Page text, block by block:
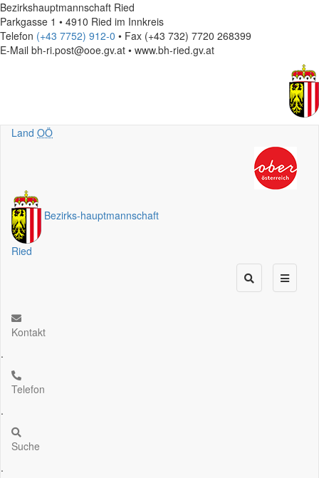
Bezirkshauptmannschaft Ried
Parkgasse 1 • 4910 Ried im Innkreis
Telefon (+43 7752) 912-0 • Fax (+43 732) 7720 268399
E-Mail bh-ri.post@ooe.gv.at • www.bh-ried.gv.at
Land OÖ
Bezirks-hauptmannschaft
Ried
Kontakt
.
Telefon
.
Suche
.